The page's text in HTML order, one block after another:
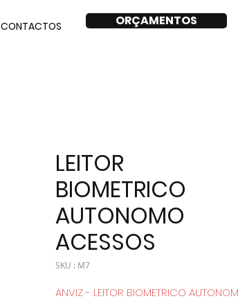
CONTACTOS ORÇAMENTOS
LEITOR
BIOMETRICO
AUTONOMO
ACESSOS
SKU : M7
ANVIZ - LEITOR BIOMETRICO